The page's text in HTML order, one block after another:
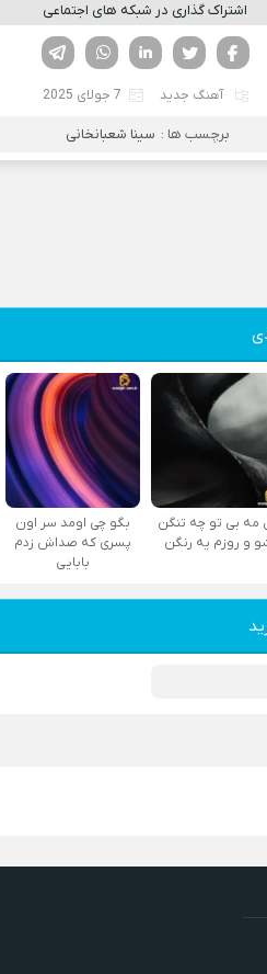
اشتراک گذاری در شبکه های اجتماعی
لینکدین تویتر
فیسوک
آهنگ جدید 7 جولای 2025
برچسب ها : سینا شعبانخانی
مه بی تو چه تنگن
و روزم یه رنگن
بگو چی اومد سر اون
پسری که صداش زدم
بابایی